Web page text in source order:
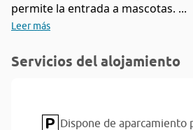
permite la entrada a mascotas. ...
Leer más
Servicios del alojamiento
Dispone de aparcamiento